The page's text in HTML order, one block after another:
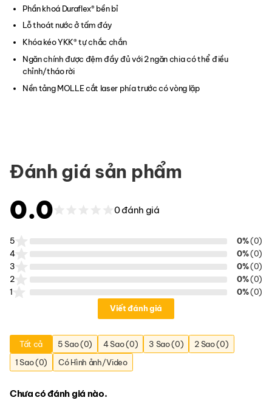
Phần khoá Duraflex® bền bỉ
Lỗ thoát nước ở tấm đáy
Khóa kéo YKK® tự chắc chắn
Ngăn chính được đệm đầy đủ với 2 ngăn chia có thể điều
chỉnh/tháo rời
Nền tảng MOLLE cắt laser phía trước có vòng lặp
Đánh giá sản phẩm
0.0 0 đánh giá
5 0%(0)
4
0%(0)
3
0%(0)
2
0%(0)
1
0%(0)
Viết đánh giá
Tất cả 5 Sao (0) 4 Sao (0) 3 Sao (0)
2 Sao (0)
1 Sao (0)
Có Hình ảnh/Video
Chưa có đánh giá nào.